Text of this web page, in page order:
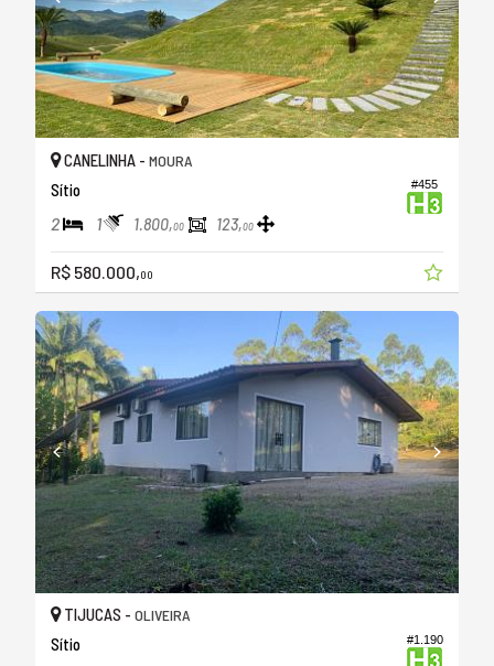
#455
CANELINHA - MOURA
Sítio
2 1 1.800,00 123,00
R$ 580.000,00
#1.190
TIJUCAS - OLIVEIRA
Sítio